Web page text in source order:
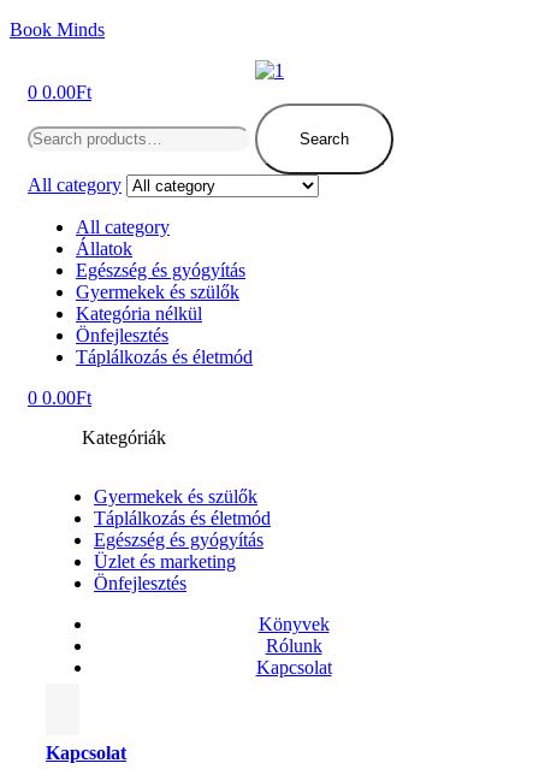
Book Minds
0 0.00Ft
for:
Search
All category
All category
Állatok
Egészség és gyógyítás
Gyermekek és szülők
Kategória nélkül
Önfejlesztés
Táplálkozás és életmód
0 0.00Ft
Kategóriák
Gyermekek és szülők
Táplálkozás és életmód
Egészség és gyógyítás
Üzlet és marketing
Önfejlesztés
Könyvek
Rólunk
Kapcsolat
Kapcsolat